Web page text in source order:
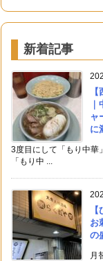
新着記事
ャ
に
3度目にして「もり中華
「もり中 ...
お
の
月